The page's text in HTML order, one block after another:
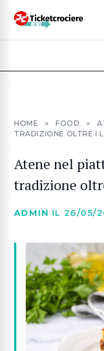
HOME » FOOD »
TRADIZIONE OLTRE I
Atene nel
tradizione
ADMIN IL 26/05/